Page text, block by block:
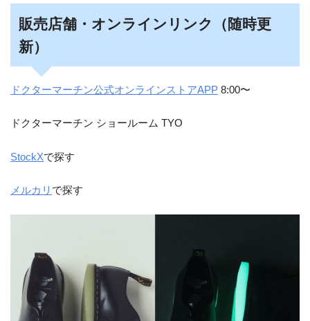
販売店舗・オンラインリンク（随時更
新）
ドクターマーチン公式オンラインストアAPP 8:00〜
ドクターマーチン ショールーム TYO
StockXで探す
メルカリ で探す